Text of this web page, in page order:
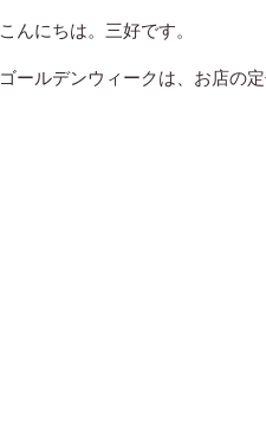
こんにちは。三好です。
ゴールデンウィークは、お店の